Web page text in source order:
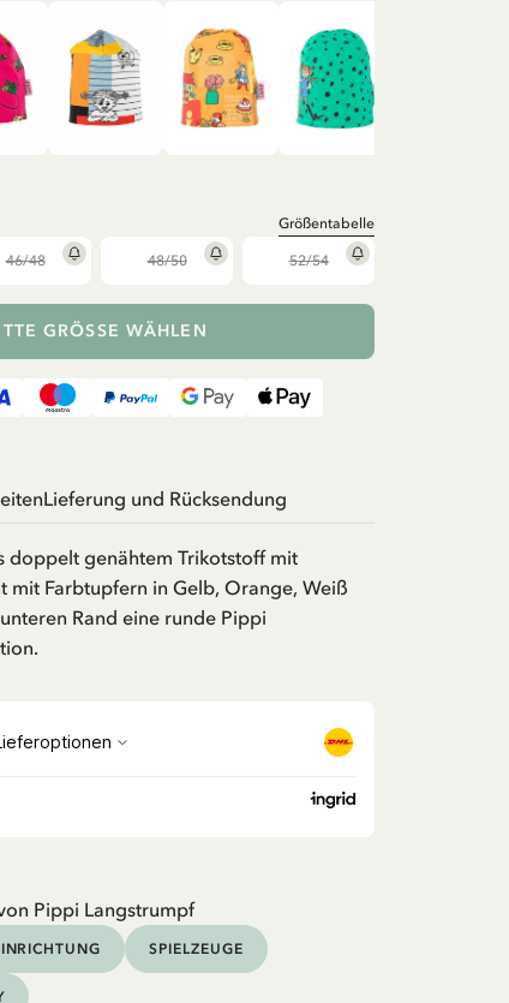
Größentabelle
46/48 48/50 52/54
GRÖSSE WÄHLEN
Lieferung und Rücksendung
doppelt genähtem Trikotstoff mit
mit Farbtupfern in Gelb, Orange, Weiß
Rand eine runde Pippi
Pippi Langstrumpf
SPIELZEUGE